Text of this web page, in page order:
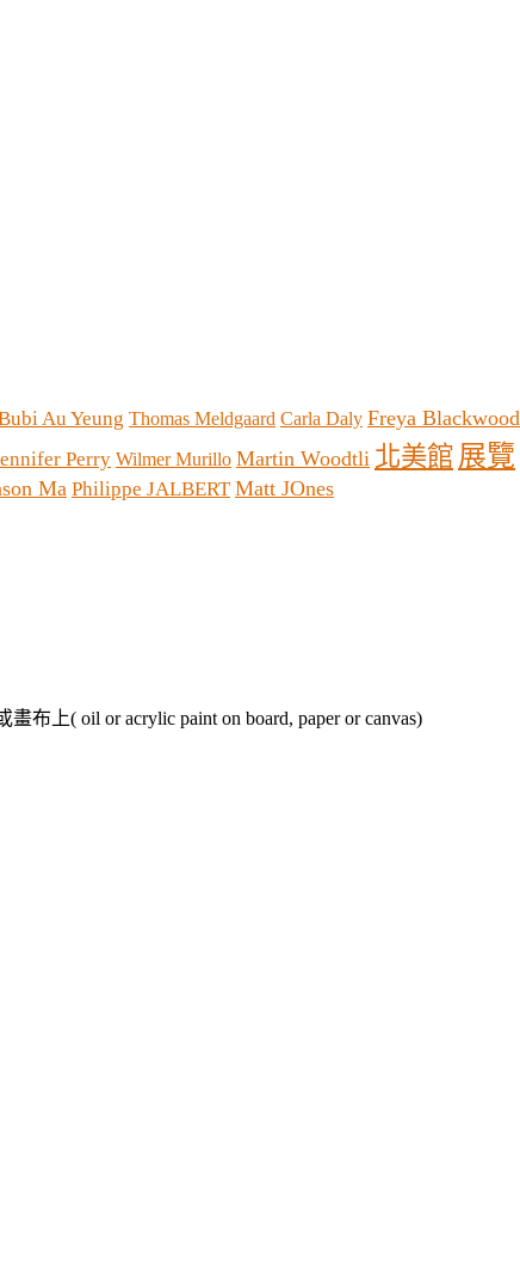
Au Yeung Thomas Meldgaard Carla Daly Freya Blackwood
Perry Wilmer Murillo Martin Woodtli 北美館 展覽
Ma Philippe JALBERT Matt JOnes
布上( oil or acrylic paint on board, paper or canvas)